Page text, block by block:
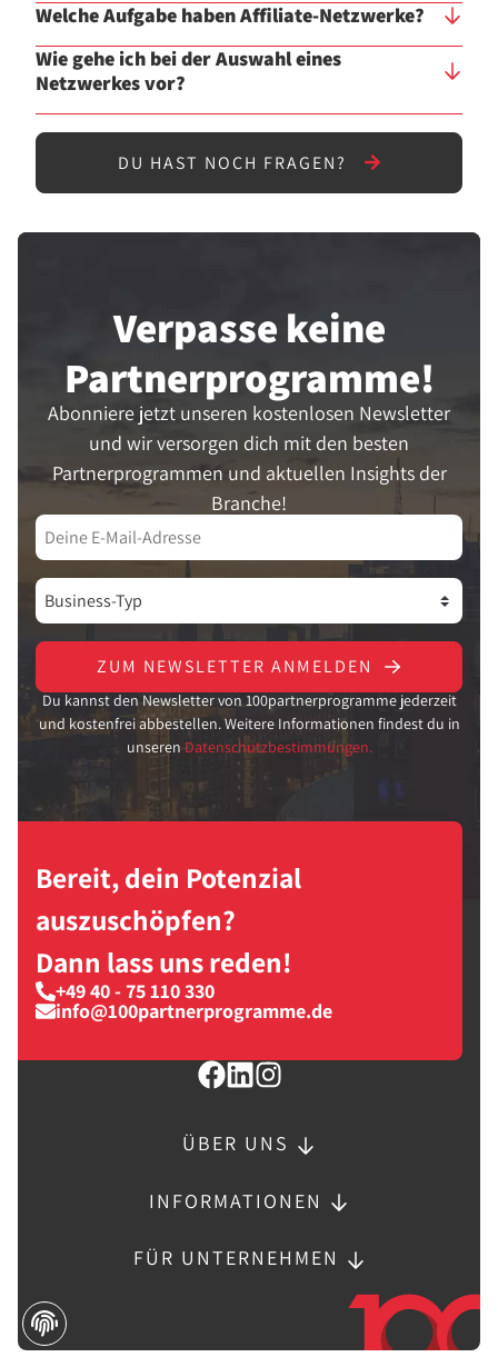
Welche Aufgabe haben Affiliate-Netzwerke?
Wie gehe ich bei der Auswahl eines
Netzwerkes vor?
DU HAST NOCH FRAGEN?
Verpasse keine
Partner­programme!
Abonniere jetzt unseren kostenlosen Newsletter
und wir versorgen dich mit den besten
Partnerprogrammen und aktuellen Insights der
Branche!
ZUM NEWSLETTER ANMELDEN
Du kannst den Newsletter von 100partnerprogramme jederzeit
und kostenfrei abbestellen. Weitere Informationen findest du in
unseren Datenschutzbestimmungen.
Bereit, dein Potenzial
auszuschöpfen?
Dann lass uns reden!
+49 40 - 75 110 330
info@100partnerprogramme.de
ÜBER UNS
INFORMATIONEN
FÜR UNTERNEHMEN